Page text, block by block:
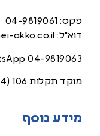
פקס: 04-9819061
דוא"ל: akko.co.il
04-9819063
מוקד תקלות 106 (24 שעות ביממה):
מידע נוסף